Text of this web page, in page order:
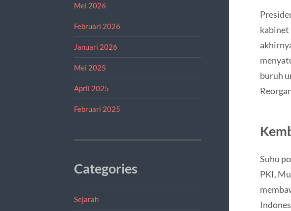
Mei 2026
Februari 2026
Januari 2026
Mei 2025
April 2025
Februari 2025
Categories
Sejarah
kabinet
buruh
Suhu
PKI,